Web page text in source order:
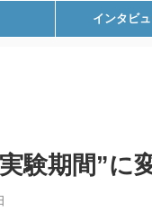
インタビ
験期間”に